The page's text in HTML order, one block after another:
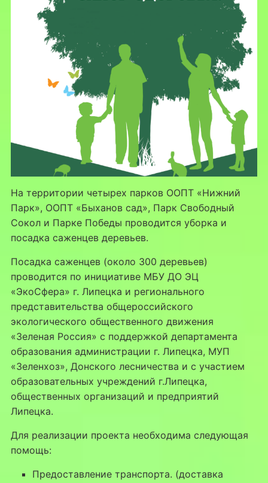
На территории четырех парков ООПТ «Нижний
Парк», ООПТ «Быханов сад», Парк Свободный
Сокол и Парке Победы проводится уборка и
посадка саженцев деревьев.
Посадка саженцев (около 300 деревьев)
проводится по инициативе МБУ ДО ЭЦ
«ЭкоСфера» г. Липецка и регионального
представительства общероссийского
экологического общественного движения
«Зеленая Россия» с поддержкой департамента
образования администрации г. Липецка, МУП
«Зеленхоз», Донского лесничества и с участием
образовательных учреждений г.Липецка,
общественных организаций и предприятий
Липецка.
Для реализации проекта необходима следующая
помощь:
Предоставление транспорта. (доставка